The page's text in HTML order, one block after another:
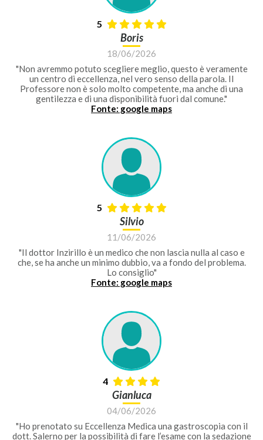
5
Boris
18/06/2026
"Non avremmo potuto scegliere meglio, questo è veramente
un centro di eccellenza, nel vero senso della parola. Il
Professore non è solo molto competente, ma anche di una
gentilezza e di una disponibilità fuori dal comune."
Fonte: google maps
5
Silvio
11/06/2026
"Il dottor Inzirillo è un medico che non lascia nulla al caso e
che, se ha anche un minimo dubbio, va a fondo del problema.
Lo consiglio"
Fonte: google maps
4
Gianluca
04/06/2026
"Ho prenotato su Eccellenza Medica una gastroscopia con il
dott. Salerno per la possibilità di fare l’esame con la sedazione